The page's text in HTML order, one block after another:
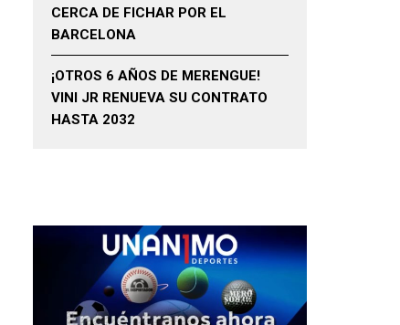
CERCA DE FICHAR POR EL
BARCELONA
¡OTROS 6 AÑOS DE MERENGUE!
VINI JR RENUEVA SU CONTRATO
HASTA 2032